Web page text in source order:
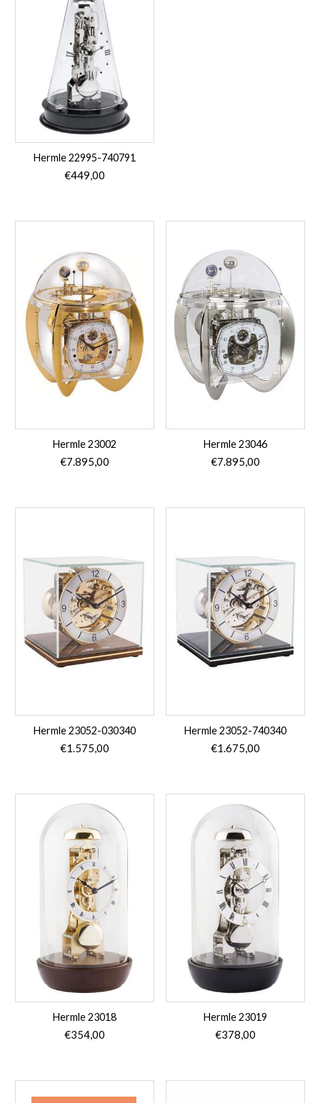
Hermle 22995-740791
€449,00
Hermle 23002
€7.895,00
Hermle 23046
€7.895,00
Hermle 23052-030340
€1.575,00
Hermle 23052-740340
€1.675,00
Hermle 23018
€354,00
Hermle 23019
€378,00